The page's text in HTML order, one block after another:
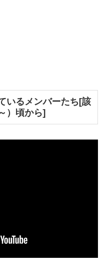
いるメンバーたち[該
）頃から]